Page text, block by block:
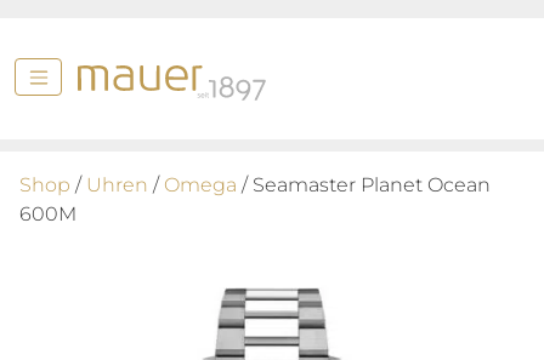
Shop / Uhren / Omega / Seamaster Planet Ocean
600M